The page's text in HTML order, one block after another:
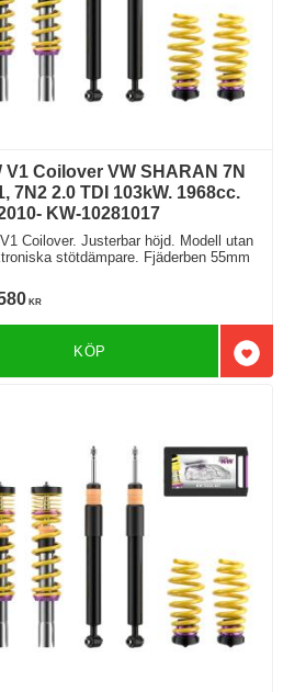
V1 Coilover VW SHARAN 7N
7N2 2.0 TDI 103kW. 1968cc.
KW-10281017
Coilover. Justerbar höjd. Modell utan
stötdämpare. Fjäderben 55mm
KR
Lägg
KÖP